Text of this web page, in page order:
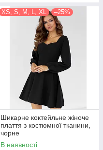
XS, S, M, L, XL –25%
Шикарне коктейльне жіноче
плаття з костюмної тканини,
чорне
В наявності